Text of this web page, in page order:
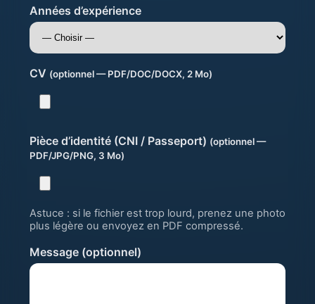
Années d’expérience
CV (optionnel — PDF/DOC/DOCX, 2 Mo)
Pièce d’identité (CNI / Passeport) (optionnel —
PDF/JPG/PNG, 3 Mo)
Astuce : si le fichier est trop lourd, prenez une photo
plus légère ou envoyez en PDF compressé.
Message (optionnel)